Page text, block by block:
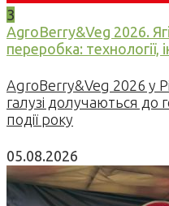
3
AgroBerry&Veg 2026.
переробка: технології,
AgroBerry&Veg 2026 у
галузі долучаються до
події року
05.08.2026